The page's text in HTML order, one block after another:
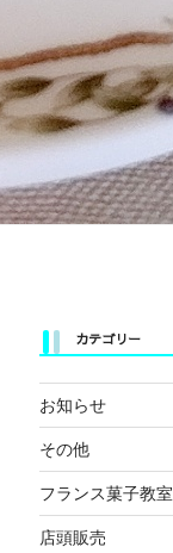
カテゴリー
お知らせ
その他
フランス菓子教室
店頭販売